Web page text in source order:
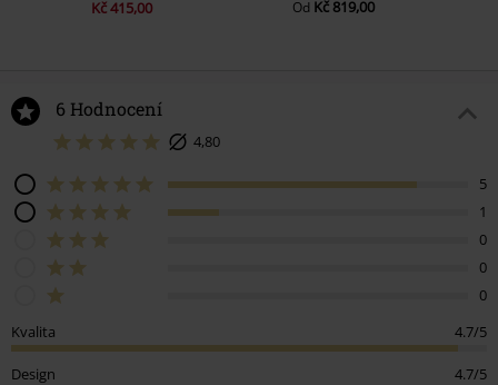
Kč 415,00 Od Kč 819,00
6 Hodnocení
4,80
5
1
0
0
0
Kvalita
4.7/5
Design 4.7/5